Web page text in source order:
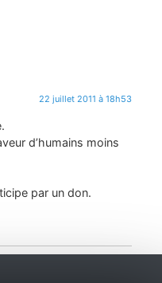
22 juillet 2011 à 18h53
d’humains moins
par un don.